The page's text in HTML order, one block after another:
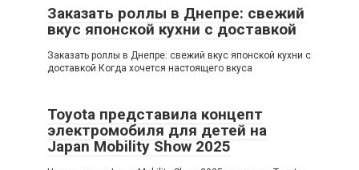
Заказать роллы в Днепре: свежий
вкус японской кухни с доставкой
Заказать роллы в Днепре: свежий вкус японской кухни с
доставкой Когда хочется настоящего вкуса
Toyota представила концепт
электромобиля для детей на
Japan Mobility Show 2025